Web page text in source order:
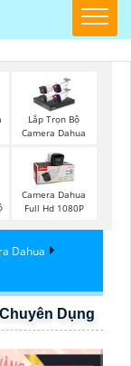
Lắp Trọn Bộ
Camera Dahua
Camera Dahua
Full Hd 1080P
Dahua
Dụng